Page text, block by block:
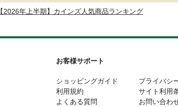
【2026年上半期】カインズ人気商品ランキング
お客様サポート
ショッピングガイド
利用規約
よくある質問
プライバシ
サイト利用
お問い合わ